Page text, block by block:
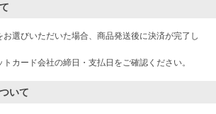
選びいただいた場合、商品発送後に決済が完了し
カード会社の締日・支払日をご確認ください。
いて